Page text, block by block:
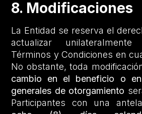
8. Modificaciones
La Entidad se reserva el
actualizar
Términos y Condiciones en
No obstante, toda
cambio en el beneficio o
generales de otorgamiento
Participantes con una